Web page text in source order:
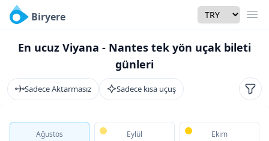
Biryere Currency
En ucuz Viyana - Nantes tek yön uçak bileti
günleri
Sadece Aktarmasız Sadece kısa uçuş
Ağustos Eylül Ekim